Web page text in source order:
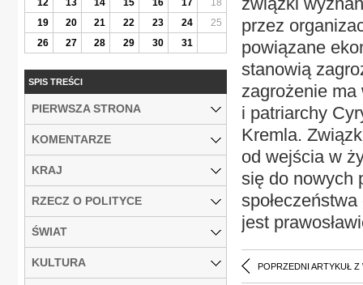
przez
powiązane
stanowią
zagrożenie ma
i patriarchy
Kremla.
od wejścia w
się do nowych
jest
POPRZEDNI ARTYKUŁ Z
19
20 21 22 23 24
25
26
27 28 29 30 31
SPIS TREŚCI
PIERWSZA STRONA
KOMENTARZE
KRAJ
RZECZ O POLITYCE
ŚWIAT
KULTURA